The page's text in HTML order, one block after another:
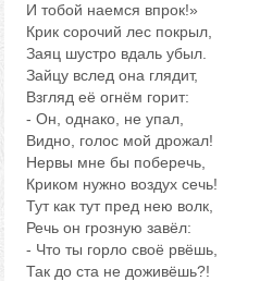
И тобой наемся впрок!»
Крик сорочий лес покрыл,
Заяц шустро вдаль убыл.
Зайцу вслед она глядит,
Взгляд её огнём горит:
- Он, однако, не упал,
Видно, голос мой дрожал!
Нервы мне бы поберечь,
Криком нужно воздух сечь!
Тут как тут пред нею волк,
Речь он грозную завёл:
- Что ты горло своё рвёшь,
Так до ста не доживёшь?!